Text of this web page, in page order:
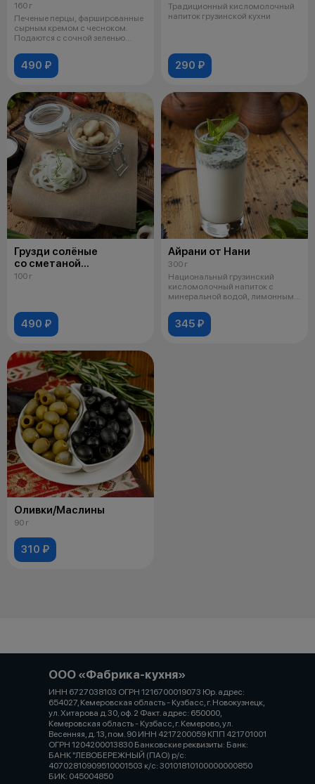
160 г
Печеные перцы, фаршированные
сырным кремом с чесноком.
Подаются с сочной зеленью
490 ₽
Традиционный кисломолочный
напиток грузинской кухни
290 ₽
Грузди солёные
со сметаной
и маринованным луком
100 г
490 ₽
Айрани от Нани
300 г
Национальный грузинский
кисломолочный напиток с
минеральной водой, лимонным
345 ₽
Оливки/Маслины
90 г
310 ₽
ООО «Фабрика-кухня»
ИНН 6727038103 ОГРН 1216700019073 Юр. адрес:
654027, Кемеровская область - Кузбасс, г. Новокузнецк,
ул. Хитарова д.30, оф. 2 Факт. адрес: 650000,
Кемеровская область - Кузбасс, г. Кемерово, ул.
Весенняя, д. 13, пом. 90 ИНН 4217200059 КПП 421701001
ОГРН 1204200013830 Банковские реквизиты: Банк:
БАНК "ЛЕВОБЕРЕЖНЫЙ (ПАО) р/с:
40702810909510001503 к/с: 30101810100000000850
БИК: 045004850